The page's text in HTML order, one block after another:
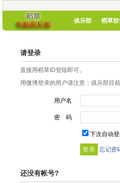
俱乐部 稻草
请登录
直接用稻草ID登陆即可。
用微博登录的用户请注意：俱乐部目
用户名
密 码
下次自动
忘记密
还没有帐号?